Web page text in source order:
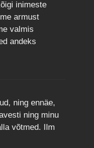
inimeste
armust
valmis
andeks
ning ennäe,
ning minu
võtmed. Ilm